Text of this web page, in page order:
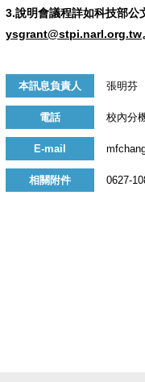
3.說明會議程詳如科技部公
ysgrant@stpi.narl.org.tw
本訊息負責人 張明芬
電話 校內分
E-mail
相關附件 0627-